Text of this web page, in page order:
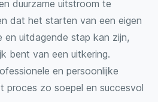
duurzame uitstroom te
dat het starten van een eigen
en uitdagende stap kan zijn,
bent van een uitkering.
en persoonlijke
proces zo soepel en succesvol